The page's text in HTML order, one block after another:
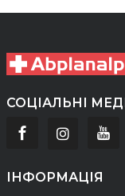
СОЦІАЛЬНІ
ІНФОРМАЦІЯ